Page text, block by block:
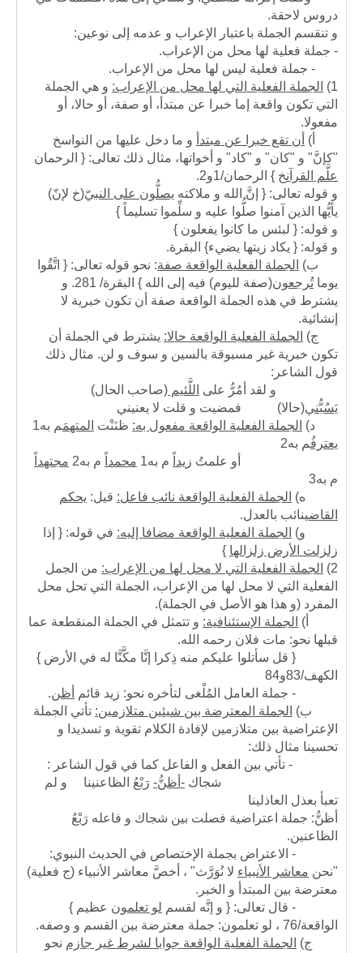
دروس لاحقة.
و تنقسم الجملة باعتبار الإعراب و عدمه إلى نوعين:
- جملة فعلية لها محل من الإعراب.
- جملة فعلية ليس لها محل من الإعراب.
1)
الجملة الفعلية التي لها محل من الإعراب: و هي الجملة
التي تكون واقعة إما خبرا عن مبتدأ، أو صفة، أو حالا، أو
مفعولا.
أ) أن تقع خبرا عن مبتدأ و ما دخل عليها من النواسخ
"كإنَّ" و "كان" و "كاد" و أخواتها، مثال ذلك تعالى: { الرحمان
علَّم القرآنخ } الرحمان/1و2.
و قوله تعالى: { إنَّ الله و ملاكته يصلُّون على النبيّ(خ لإنّ)
يأيُّها الذين آمنوا صلُّوا عليه و سلِّموا تسليماً }
و قوله: { لبئس ما كانوا يفعلون }
و قوله: { يكاد زيتها يضيء} البقرة.
ب) الجملة الفعلية الواقعة صفة: نحو قوله تعالى: { اتَّقُوا
يوماتُرجعون(صفة لليوم)
فيه إلى الله } البقرة/ 281. و
يشترط في هذه الجملة الواقعة صفة أن تكون خبرية لا
إنشائية.
ج) الجملة الفعلية الواقعة حالا: يشترط في الجملة أن
تكون خبرية غير مسبوقة بالسين و سوف و لن. مثال ذلك
قول الشاعر:
و لقد أمُرُّ على اللَّئيم (صاحب الحال)
يَسُبُّني(حالا) فمضيت و قلت لا يعنيني
د) الجملة الفعلية الواقعة مفعول به: ظنَنْت المتهمَم به1
يعترفُم به2
أو علمتُ زيداً م به1 محمداً م به2
مجتهداً
م به3
ه) الجملة الفعلية الواقعة نائب فاعل: قيل: يحكم
القاضينائب بالعدل.
و) الجملة الفعلية الواقعة مضافا إليه: في قوله: { إذا
زلزلت الأرض زلزالها }
2)
الجملة الفعلية التي لا محل لها من الإعراب: من الجمل
الفعلية التي لا محل لها من الإعراب، الجملة التي تحل محل
المفرد (و هذا هو الأصل في الجملة).
أ) الجملة الإستئنافية: و تتمثل في الجملة المنقطعة عما
قبلها نحو: مات فلان رحمه الله.
{ قل سأتلوا عليكم منه ذِكرا إنَّا مكَّنَّا له في الأرض }
الكهف/83و84
- جملة العامل المُلْغى لتأخره نحو: زيد قائم
أظن.
ب) الجملة المعترضة بين شيئين متلازمين: تأتي الجملة
الإعتراضية بين متلازمين لإفادة الكلام تقوية و تسديدا و
تحسينا مثال ذلك:
- تأتي بين الفعل و الفاعل كما في قول الشاعر :
شجاك -أظنُّ- رَبْعُ الظاعنينا و لم
تعبأ بعذل العاذلينا
أظنُّ: جملة اعتراضية فصلت بين شجاك و فاعله رَبْعُ
الظاعنين.
- الاعتراض بجملة الإختصاص في الحديث النبوي:
"نحن معاشر الأنبياء لا نُوَرَّث" ، أخصَّ معاشر الأنبياء (ج فعلية)
معترضة بين المبتدأ و الخبر.
- قال تعالى: { و إنَّه لقسم لو تعلمون عظيم }
الواقعة/76 ، لو تعلمون: جملة معترضة بين القسم و وصفه.
ج) الجملة الفعلية الواقعة جوابا لشرط غير جازم نحو